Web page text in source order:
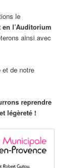
le
en l’Auditorium
ainsi avec
et de notre
reprendre
légèreté !